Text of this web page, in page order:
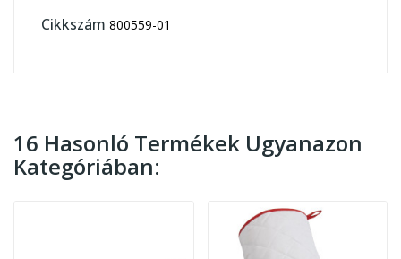
Cikkszám 800559-01
16 Hasonló Termékek Ugyanazon
Kategóriában: